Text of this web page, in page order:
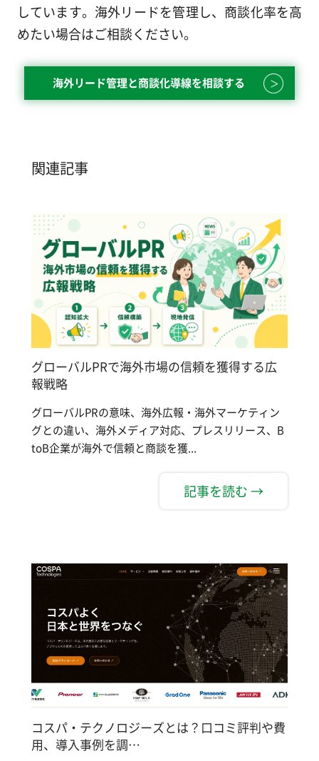
しています。海外リードを管理し、商談化率を高
めたい場合はご相談ください。
海外リード管理と商談化導線を相談する
関連記事
グローバルPRで海外市場の信頼を獲得する広
報戦略
グローバルPRの意味、海外広報・海外マーケティン
グとの違い、海外メディア対応、プレスリリース、B
toB企業が海外で信頼と商談を獲...
記事を読む →
コスパ・テクノロジーズとは？口コミ評判や費
用、導入事例を調…